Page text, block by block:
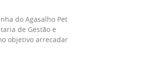
do Agasalho Pet
de Gestão e
objetivo arrecadar